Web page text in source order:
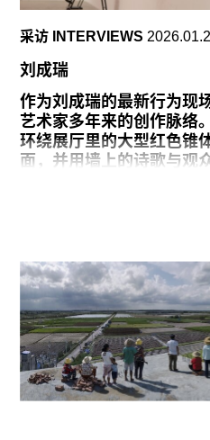
订阅
往期内容
采访 INTERVIEWS
刘成瑞
作为刘成瑞的最新行为现
艺术家多年来的创作脉络
环绕展厅里的大型红色锥
面，并用墙上的诗歌与观
中并不相悖。这一特征也
与学生们约定见面的“十
释，“剩徒”更像是某种
消费的环节，将行为表演
现场，借以触及艺术中的
有边空间持续到1月25日。
“剩徒”行为现场，加上诗